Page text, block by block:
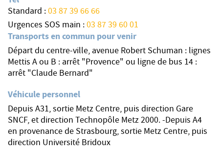
Standard :03 87 39 66 66
Urgences SOS main :03 87 39 60 01
Transports en commun pour venir
Départ du centre-ville, avenue Robert Schuman : lignes
Mettis A ou B : arrêt "Provence" ou ligne de bus 14 :
arrêt "Claude Bernard"
Véhicule personnel
Depuis A31, sortie Metz Centre, puis direction Gare
SNCF, et direction Technopôle Metz 2000. -Depuis A4
en provenance de Strasbourg, sortie Metz Centre, puis
direction Université Bridoux